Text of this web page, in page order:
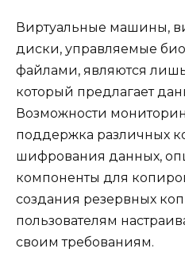
Виртуальные машины,
диски, управляемые
файлами, являются
который предлагает
Возможности
поддержка различных
шифрования данных,
компоненты для
создания резервных
пользователям
своим требованиям.